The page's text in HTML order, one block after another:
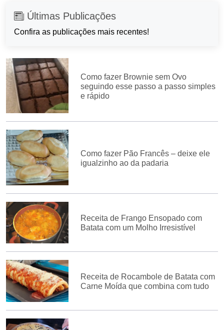
Últimas Publicações
Confira as publicações mais recentes!
Como fazer Brownie sem Ovo
seguindo esse passo a passo simples
e rápido
Como fazer Pão Francês – deixe ele
igualzinho ao da padaria
Receita de Frango Ensopado com
Batata com um Molho Irresistível
Receita de Rocambole de Batata com
Carne Moída que combina com tudo